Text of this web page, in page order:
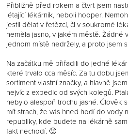
Přibližně před rokem a čtvrt jsem
létající lékárník, neboli hooper.
jestli dělat v řetězci, či v soukromé
neměla jasno, v jakém městě. Žádné
jednom místě nedržely, a proto jsem
Na začátku mě přiřadili do jedné
které trvalo cca měsíc. Za tu dobu
sortiment vlastní značky, a hlavně
nejvíc z expedic od svých kolegů.
nebylo alespoň trochu jasné. Člověk
mít strach, že vás hned hodí do vody
republiky, kde budete na lékárně
fakt nechodí. 🙂